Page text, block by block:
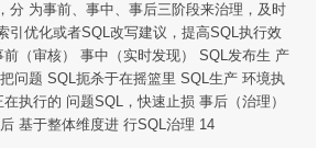
分 为事前、事中、事后三阶段来治理，及时
引优化或者SQL改写建议，提高SQL执行效
（审核） 事中（实时发现） SQL发布生 产
问题 SQL扼杀于在摇篮里 SQL生产 环境执
执行的 问题SQL，快速止损 事后（治理）
基于整体维度进 行SQL治理 14